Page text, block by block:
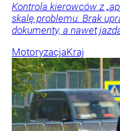
Kontrola kierowców z
skalę problemu. Brak
dokumenty, a nawet
MotoryzacjaKraj